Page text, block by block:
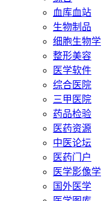
血库血站
生物制品
细胞生物学
整形美容
医学软件
综合医院
三甲医院
药品检验
医药资源
中医论坛
医药门户
医学影像学
国外医学